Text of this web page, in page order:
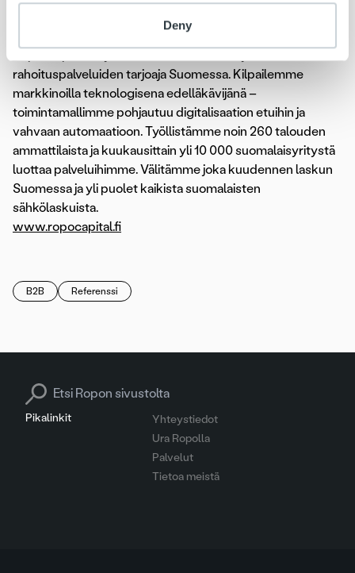
Deny
rahoituspalveluiden tarjoaja Suomessa. Kilpailemme
markkinoilla teknologisena edelläkävijänä –
toimintamallimme pohjautuu digitalisaation etuihin ja
vahvaan automaatioon. Työllistämme noin 260 talouden
ammattilaista ja kuukausittain yli 10 000 suomalaisyritystä
luottaa palveluihimme. Välitämme joka kuudennen laskun
Suomessa ja yli puolet kaikista suomalaisten
sähkölaskuista.
www.ropocapital.fi
B2B Referenssi
Pikalinkit
Yhteystiedot
Ura Ropolla
Palvelut
Tietoa meistä
Search for: